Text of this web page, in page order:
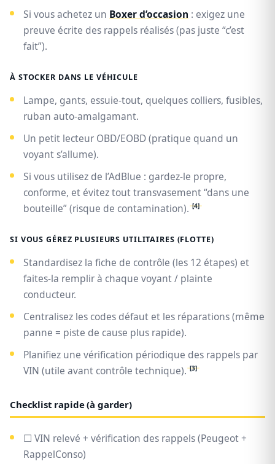
Si vous achetez un Boxer d’occasion : exigez une
preuve écrite des rappels réalisés (pas juste “c’est
fait”).
À STOCKER DANS LE VÉHICULE
Lampe, gants, essuie-tout, quelques colliers, fusibles,
ruban auto-amalgamant.
Un petit lecteur OBD/EOBD (pratique quand un
voyant s’allume).
Si vous utilisez de l’AdBlue : gardez-le propre,
conforme, et évitez tout transvasement “dans une
bouteille” (risque de contamination). [4]
SI VOUS GÉREZ PLUSIEURS UTILITAIRES (FLOTTE)
Standardisez la fiche de contrôle (les 12 étapes) et
faites-la remplir à chaque voyant / plainte
conducteur.
Centralisez les codes défaut et les réparations (même
panne = piste de cause plus rapide).
Planifiez une vérification périodique des rappels par
VIN (utile avant contrôle technique). [3]
Checklist rapide (à garder)
☐ VIN relevé + vérification des rappels (Peugeot +
RappelConso)